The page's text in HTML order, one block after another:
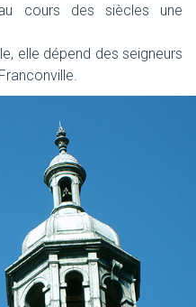
cours des siècles une
elle dépend des seigneurs